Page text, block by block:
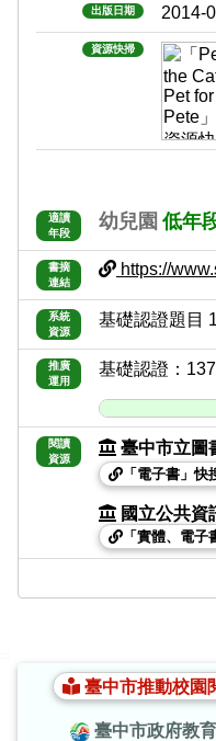
出版日期 2014-
資源快掃
適讀
年段
幼兒園 低年
書摘
連結
https://
系統
資源
基礎認證題目
推廣
運用
基礎認證：
閱讀
資源
臺中市立圖
「電子書」快
國立公共資
「實體、電子
臺中市推動校園
臺中市政府教